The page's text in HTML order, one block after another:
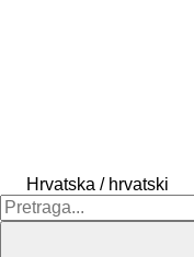
Hrvatska / hrvatski